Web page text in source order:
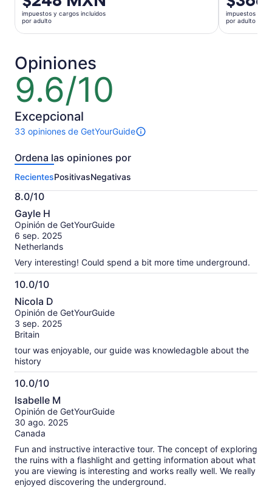
precio
es
de
por
adulto
impuestos y cargos incluidos
por adulto
precio
es
de
impuestos y
por adulto
Opiniones
9.6/10
9.6
de
10
Excepcional
33 opiniones de GetYourGuide
Hay
opiniones
esta
actividad.
Más
información
sobre
nuestras
opiniones
Ordena las opiniones por
RecientesPositivasNegativas
8.0/10
8.0
de
10
Gayle H
Opinión de GetYourGuide
6 sep. 2025
Netherlands
Very interesting! Could spend a bit more time underground.
10.0/10
10.0
de
10
Nicola D
Opinión de GetYourGuide
3 sep. 2025
Britain
tour was enjoyable, our guide was knowledagble about the
history
10.0/10
10.0
de
10
Isabelle M
Opinión de GetYourGuide
30 ago. 2025
Canada
Fun and instructive interactive tour. The concept of exploring
the ruins with a flashlight and getting information about what
you are viewing is interesting and works really well. We really
enjoyed discovering the underground.